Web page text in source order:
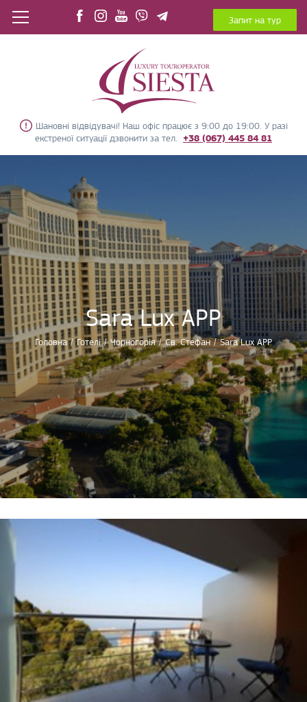
Шановні відвідувачі! Наш офіс працює з 9:00 до 19:00. У разі
екстреної ситуації дзвонити за тел. +38 (067) 445 84 81
Запит на тур
Sara Lux APP
Головна / Готелі / Чорногорія / Св. Стефан / Sara Lux APP